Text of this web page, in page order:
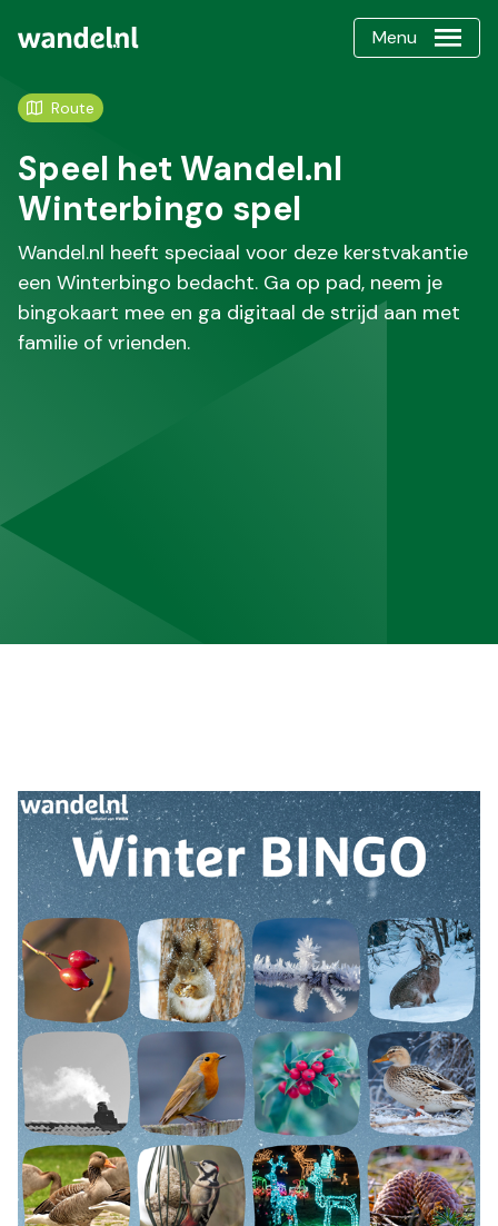
Menu
Route
Speel het Wandel.nl
Winterbingo spel
Wandel.nl heeft speciaal voor deze kerstvakantie
een Winterbingo bedacht. Ga op pad, neem je
bingokaart mee en ga digitaal de strijd aan met
familie of vrienden.